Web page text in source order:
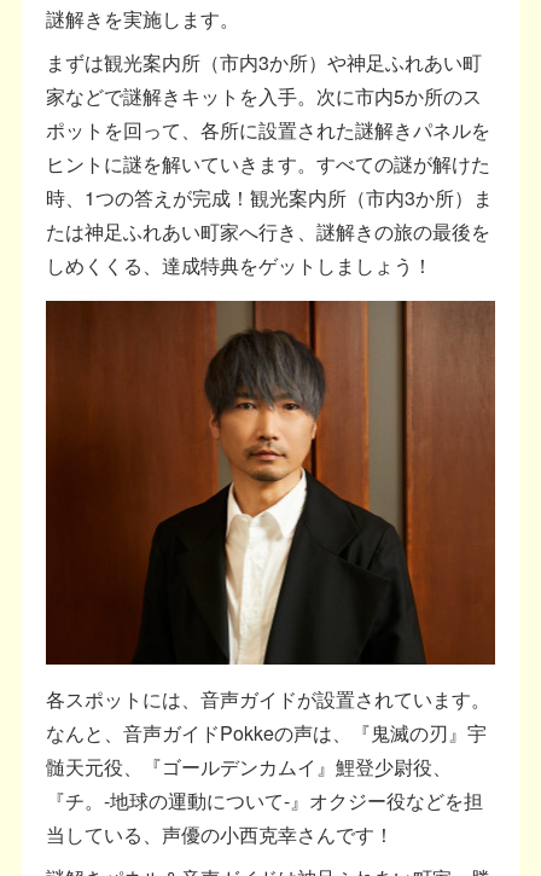
謎解きを実施します。
まずは観光案内所（市内3か所）や神足ふれあい町
家などで謎解きキットを入手。次に市内5か所のス
ポットを回って、各所に設置された謎解きパネルを
ヒントに謎を解いていきます。すべての謎が解けた
時、1つの答えが完成！観光案内所（市内3か所）ま
たは神足ふれあい町家へ行き、謎解きの旅の最後を
しめくくる、達成特典をゲットしましょう！
各スポットには、音声ガイドが設置されています。
なんと、音声ガイドPokkeの声は、『鬼滅の刃』宇
髄天元役、『ゴールデンカムイ』鯉登少尉役、
『チ。-地球の運動について-』オクジー役などを担
当している、声優の小西克幸さんです！